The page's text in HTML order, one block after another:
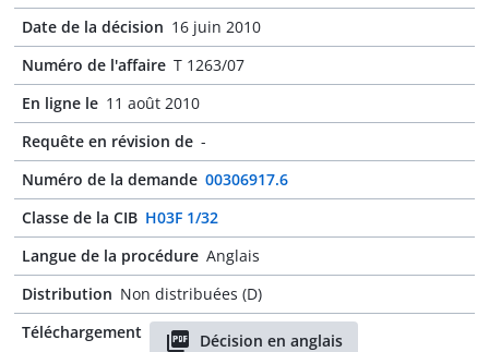
Date de la décision 16 juin 2010
Numéro de l'affaire T 1263/07
En ligne le 11 août 2010
Requête en révision de -
Numéro de la demande 00306917.6
Classe de la CIB H03F 1/32
Langue de la procédure Anglais
Distribution Non distribuées (D)
Téléchargement
Décision en anglais